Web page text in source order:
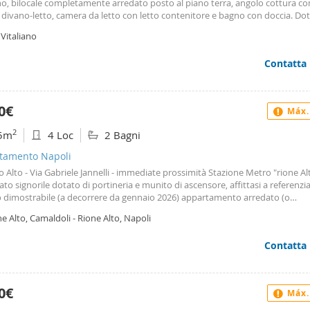
bilocale completamente arredato posto al piano terra, angolo cottura
divano-letto, camera da letto con letto contenitore e bagno con doccia.
è dotata già di utenze alalcciate comprese nel prezzo l'acqua e il gas.
Contatta
2 4 Loc 2 Bagni
Napoli
Alto - Via Gabriele Jannelli - immediate prossimità Stazione Metro "rione
signorile dotato di portineria e munito di ascensore, affittasi a
dimostrabile (a decorrere da gennaio 2026) appartamento arredato (o
ripostiglio, 2 camere di cui una con cabina armadio, doppi servizi, piccolo
di quota per il riscaldamento e per il posto auto. Non si gradisce
Alto, Camaldoli - Rione Alto, Napoli
Contatta